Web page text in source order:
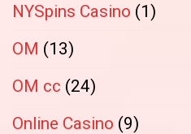
NYSpins Casino (1)
OM (13)
OM cc (24)
Online Casino (9)